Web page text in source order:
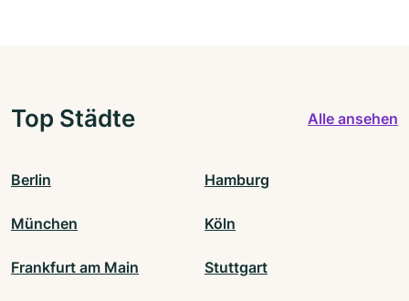
Top Städte Alle ansehen
Berlin Hamburg
München Köln
Frankfurt am Main Stuttgart